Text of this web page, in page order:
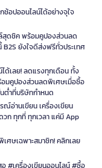
ช้อปออนไลน์ได้อย่างจุใจ
สุดชิค พร้อมคูปองส่วนลด
ยังใจดีส่งฟรีทั่วประเทศ
ด้เลย! ลดแรงทุกเดือน ทั้ง
มคูปองส่วนลดพิเศษเมื่อซื้อ
ต่ำที่บริษัทกำหนด
ณ์อ่านเขียน เครื่องเขียน
ก ทุกที่ ทุกเวลา แค่มี App
เศษเฉพาะสมาชิก! คลิกเลย
#เครื่องเขียนออนไลน์ #ซื้อ